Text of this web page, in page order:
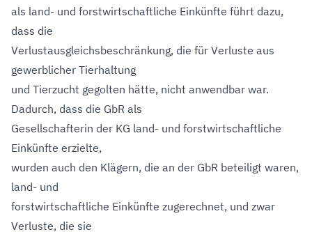
als land- und forstwirtschaftliche Einkünfte führt dazu,
dass die
Verlustausgleichsbeschränkung, die für Verluste aus
gewerblicher Tierhaltung
und Tierzucht gegolten hätte, nicht anwendbar war.
Dadurch, dass die GbR als
Gesellschafterin der KG land- und forstwirtschaftliche
Einkünfte erzielte,
wurden auch den Klägern, die an der GbR beteiligt waren,
land- und
forstwirtschaftliche Einkünfte zugerechnet, und zwar
Verluste, die sie